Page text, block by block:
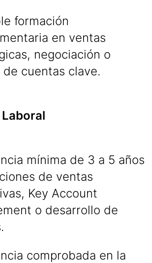
formación
en ventas
negociación o
cuentas clave.
mínima de 3 a 5 años
de ventas
Key Account
o desarrollo de
comprobada en la